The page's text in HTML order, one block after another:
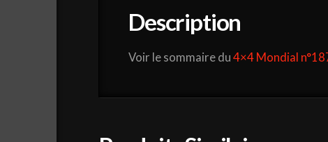
Description
Voir le sommaire du4×4 Mondial